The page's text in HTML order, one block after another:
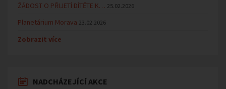
ŽÁDOST O PŘIJETÍ DÍTĚTE K… 25.02.2026
Planetárium Morava 23.02.2026
Zobrazit více
NADCHÁZEJÍCÍ AKCE